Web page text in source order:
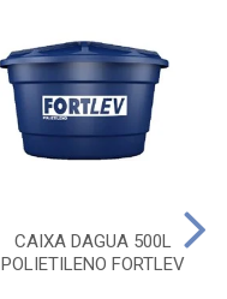
CAIXA DAGUA 500L
POLIETILENO FORTLEV